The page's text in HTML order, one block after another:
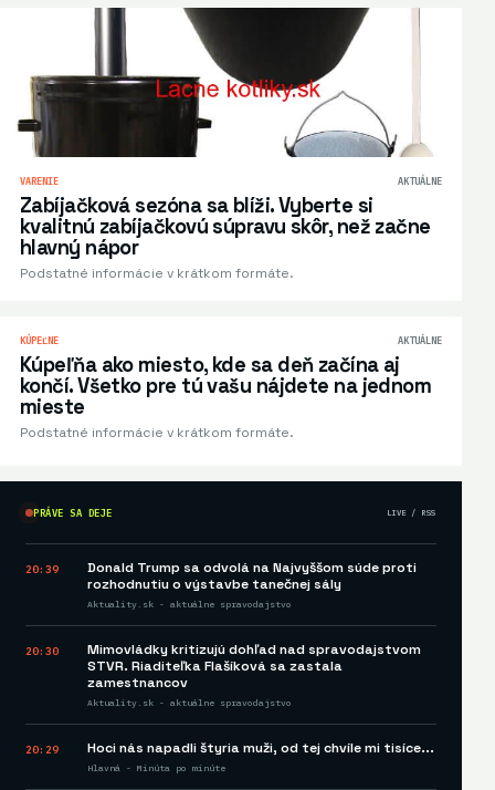
VARENIE AKTUÁLNE
Zabíjačková sezóna sa blíži. Vyberte si
kvalitnú zabíjačkovú súpravu skôr, než začne
hlavný nápor
Podstatné informácie v krátkom formáte.
KÚPEĽNE AKTUÁLNE
Kúpeľňa ako miesto, kde sa deň začína aj
končí. Všetko pre tú vašu nájdete na jednom
mieste
Podstatné informácie v krátkom formáte.
PRÁVE SA DEJE LIVE / RSS
20:39
Donald Trump sa odvolá na Najvyššom súde proti
rozhodnutiu o výstavbe tanečnej sály
Aktuality.sk - aktuálne spravodajstvo
20:30
Mimovládky kritizujú dohľad nad spravodajstvom
STVR. Riaditeľka Flašíková sa zastala
zamestnancov
Aktuality.sk - aktuálne spravodajstvo
20:29 Hoci nás napadli štyria muži, od tej chvíle mi tisíce...
Hlavná - Minúta po minúte